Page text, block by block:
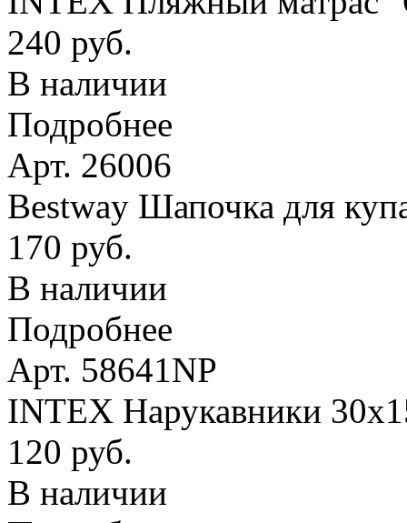
240 руб.
В наличии
Подробнее
Арт. 26006
Bestway Шапочка для
170 руб.
В наличии
Подробнее
Арт. 58641NP
INTEX Нарукавники
120 руб.
В наличии